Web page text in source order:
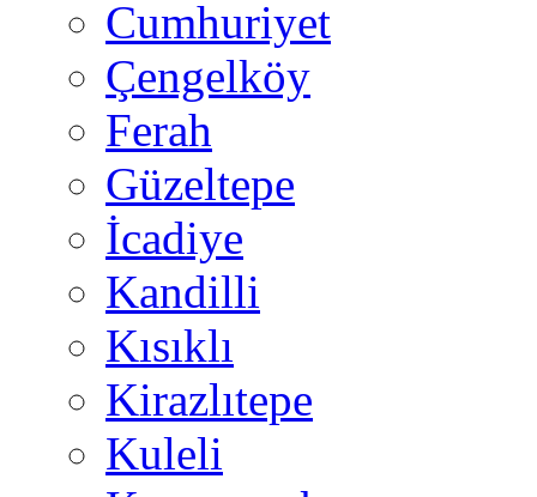
Cumhuriyet
Çengelköy
Ferah
Güzeltepe
İcadiye
Kandilli
Kısıklı
Kirazlıtepe
Kuleli